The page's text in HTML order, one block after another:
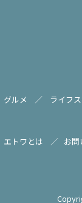
グルメ
ライフ
エトワとは お問